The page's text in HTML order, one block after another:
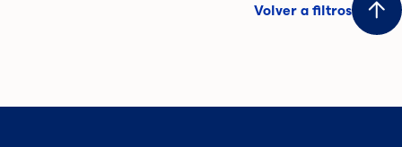
Volver a filtros